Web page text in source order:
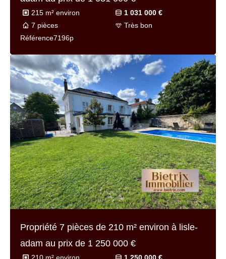
215 m² environ
1 031 000 €
7 pièces
Très bon
Référence7196p
Propriété 7 pièces de 210 m² environ à lisle-
adam au prix de 1 250 000 €